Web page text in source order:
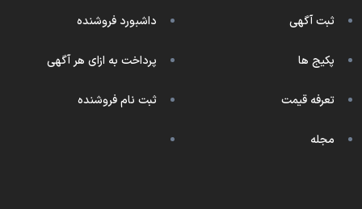
ثبت آگهی
پکیج ها
تعرفه قیمت
مجله
داشبورد فروشنده
پرداخت به ازای هر آگهی
ثبت نام فروشنده